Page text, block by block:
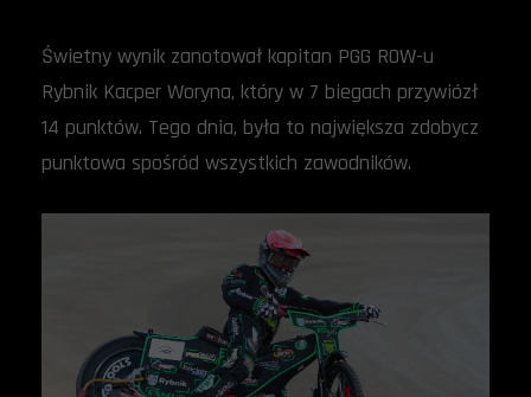
Świetny wynik zanotował kapitan PGG ROW-u
Rybnik Kacper Woryna, który w 7 biegach przywiózł
14 punktów. Tego dnia, była to największa zdobycz
punktowa spośród wszystkich zawodników.